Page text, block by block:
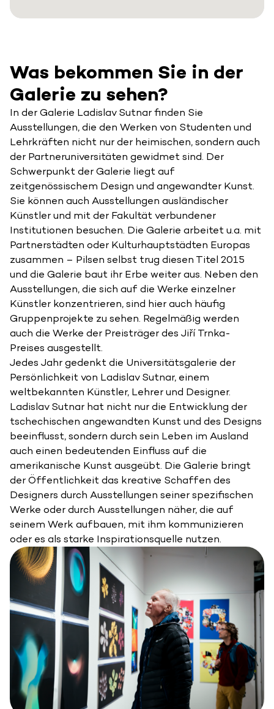
Was bekommen Sie in der
Galerie zu sehen?
In der Galerie Ladislav Sutnar finden Sie
Ausstellungen, die den Werken von Studenten und
Lehrkräften nicht nur der heimischen, sondern auch
der Partneruniversitäten gewidmet sind. Der
Schwerpunkt der Galerie liegt auf
zeitgenössischem Design und angewandter Kunst.
Sie können auch Ausstellungen ausländischer
Künstler und mit der Fakultät verbundener
Institutionen besuchen. Die Galerie arbeitet u.a. mit
Partnerstädten oder Kulturhauptstädten Europas
zusammen – Pilsen selbst trug diesen Titel 2015
und die Galerie baut ihr Erbe weiter aus. Neben den
Ausstellungen, die sich auf die Werke einzelner
Künstler konzentrieren, sind hier auch häufig
Gruppenprojekte zu sehen. Regelmäßig werden
auch die Werke der Preisträger des Jiří Trnka-
Preises ausgestellt.
Jedes Jahr gedenkt die Universitätsgalerie der
Persönlichkeit von Ladislav Sutnar, einem
weltbekannten Künstler, Lehrer und Designer.
Ladislav Sutnar hat nicht nur die Entwicklung der
tschechischen angewandten Kunst und des Designs
beeinflusst, sondern durch sein Leben im Ausland
auch einen bedeutenden Einfluss auf die
amerikanische Kunst ausgeübt. Die Galerie bringt
der Öffentlichkeit das kreative Schaffen des
Designers durch Ausstellungen seiner spezifischen
Werke oder durch Ausstellungen näher, die auf
seinem Werk aufbauen, mit ihm kommunizieren
oder es als starke Inspirationsquelle nutzen.